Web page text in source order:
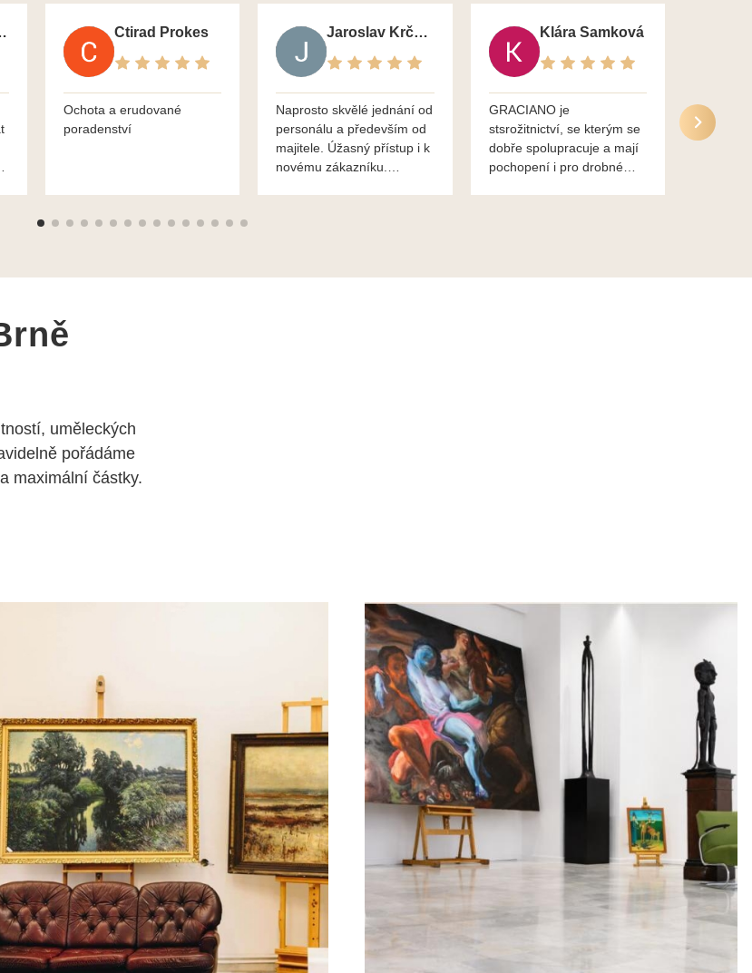
Ctirad Prokes
Ochota a erudované
poradenství
Jaroslav Krčma
Naprosto skvělé jednání od
personálu a především od
majitele. Úžasný přístup i k
novému zákazníku.
Klára Samková
GRACIANO je
stsrožitnictví, se kterým se
dobře spolupracuje a mají
pochopení i pro drobné
Služby
jsou po
uměleckých
pořádáme
maximální částky.